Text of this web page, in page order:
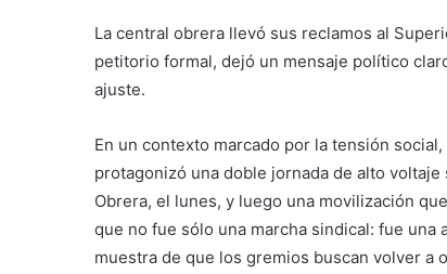
La central obrera llevó sus reclamos al
petitorio formal, dejó un mensaje político
ajuste.
En un contexto marcado por la tensión
protagonizó una doble jornada de alto
Obrera, el lunes, y luego una movilización
que no fue sólo una marcha sindical: fue
muestra de que los gremios buscan volver a